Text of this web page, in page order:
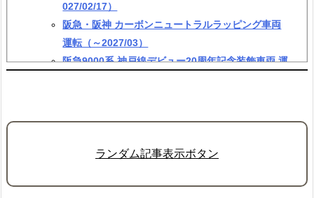
027/02/17）
阪急・阪神 カーボンニュートラルラッピング車両
運転（～2027/03）
阪急9000系 神戸線デビュー20周年記念装飾車両 運
ランダム記事表示ボタン